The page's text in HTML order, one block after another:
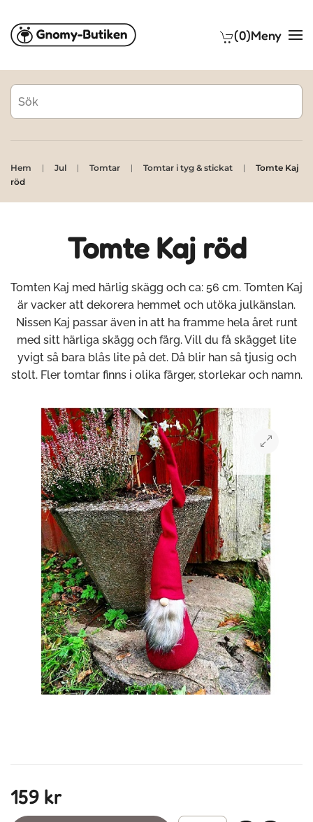
Skip to main content (0)Meny
Hem Jul Tomtar Tomtar i tyg & stickat
Tomte Kaj
röd
Tomte Kaj röd
Tomten Kaj med härlig skägg och ca: 56 cm. Tomten Kaj
är vacker att dekorera hemmet och utöka julkänslan.
Nissen Kaj passar även in att ha framme hela året runt
med sitt härliga skägg och färg. Vill du få skägget lite
yvigt så bara blås lite på det. Då blir han så tjusig och
stolt. Fler tomtar finns i olika färger, storlekar och namn.
159 kr